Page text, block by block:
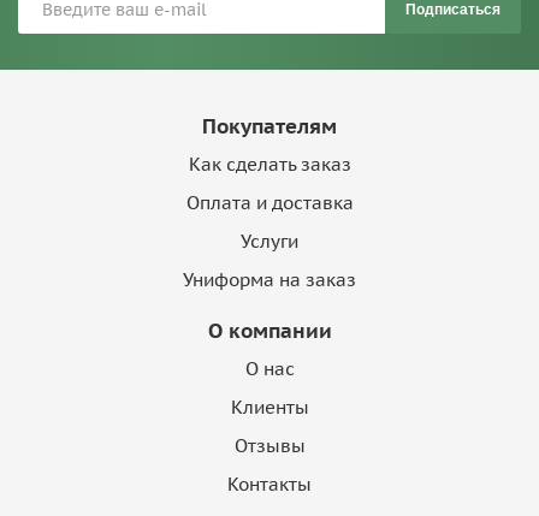
Подписаться
Покупателям
Как сделать заказ
Оплата и доставка
Услуги
Униформа на заказ
О компании
О нас
Клиенты
Отзывы
Контакты